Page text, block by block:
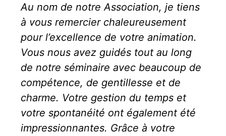
Au nom de notre Association, je tiens
à vous remercier chaleureusement
pour l’excellence de votre animation.
Vous nous avez guidés tout au long
de notre séminaire avec beaucoup de
compétence, de gentillesse et de
charme. Votre gestion du temps et
votre spontanéité ont également été
impressionnantes. Grâce à votre